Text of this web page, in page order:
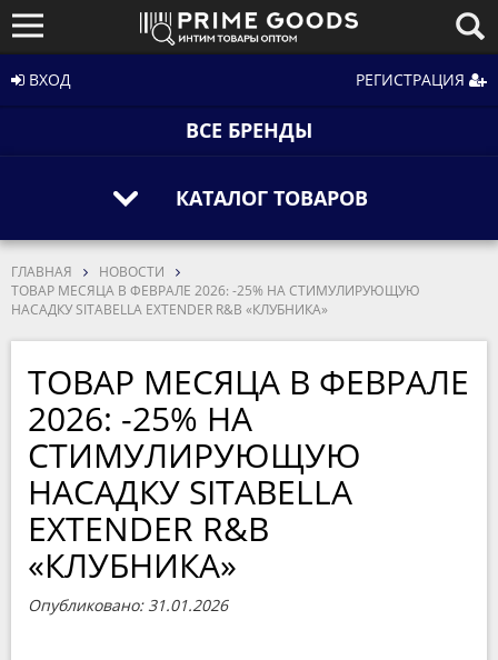
ВХОД РЕГИСТРАЦИЯ
ВСЕ БРЕНДЫ
КАТАЛОГ ТОВАРОВ
ГЛАВНАЯ
НОВОСТИ
ТОВАР МЕСЯЦА В ФЕВРАЛЕ 2026: -25% НА СТИМУЛИРУЮЩУЮ
НАСАДКУ SITABELLA EXTENDER R&B «КЛУБНИКА»
ТОВАР МЕСЯЦА В ФЕВРАЛЕ
2026: -25% НА
СТИМУЛИРУЮЩУЮ
НАСАДКУ SITABELLA
EXTENDER R&B
«КЛУБНИКА»
Опубликовано: 31.01.2026